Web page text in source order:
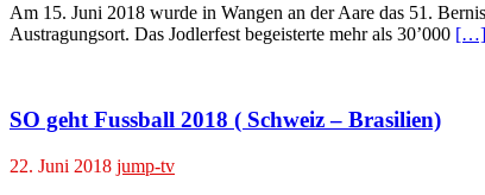
Am 15. Juni 2018 wurde in Wangen an der Aare das 51.
Austragungsort. Das Jodlerfest begeisterte mehr als 30’000 […]
SO geht Fussball 2018 ( Schweiz – Brasilien)
22. Juni 2018 jump-tv